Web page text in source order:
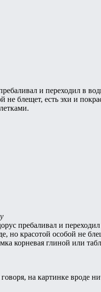
и переходил в
не блещет, есть эхи и
пребаливал и
но красотой особой не
корневая глиной или
говоря, на картинке вроде